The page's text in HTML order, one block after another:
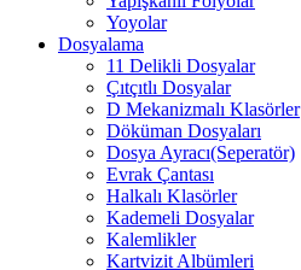
Yoyolar
Dosyalama
11 Delikli Dosyalar
Çıtçıtlı Dosyalar
D Mekanizmalı Klasörler
Döküman Dosyaları
Dosya Ayracı(Seperatör)
Evrak Çantası
Halkalı Klasörler
Kademeli Dosyalar
Kalemlikler
Kartvizit Albümleri